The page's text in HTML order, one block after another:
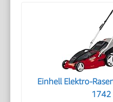
Einhell Elektro-
1742